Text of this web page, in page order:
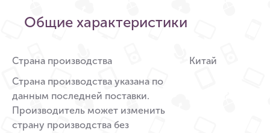
Общие характеристики
Страна производства
Страна производства указана по
данным последней поставки.
Производитель может изменить
страну производства без
Китай